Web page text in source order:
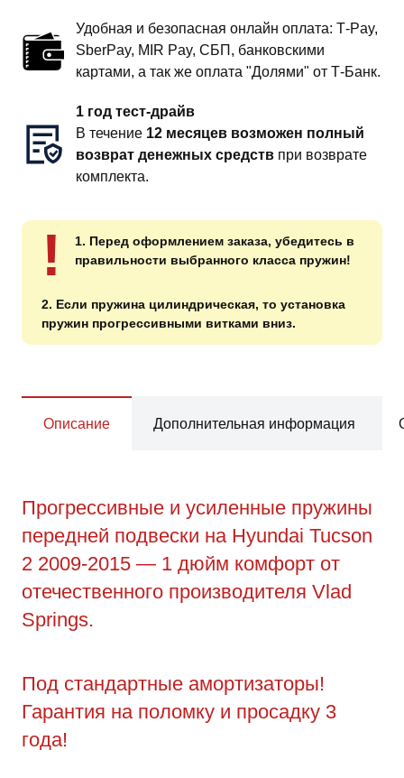
Удобная и безопасная онлайн оплата: T‑Pay,
SberPay, MIR Pay, СБП, банковскими
картами, а так же оплата "Долями" от Т-Банк.
1 год тест-драйв
В течение 12 месяцев возможен полный
возврат денежных средств при возврате
комплекта.
!
1. Перед оформлением заказа, убедитесь в
правильности выбранного класса пружин!
2. Если пружина цилиндрическая, то установка
пружин прогрессивными витками вниз.
Описание Дополнительная информация
Прогрессивные и усиленные пружины
передней подвески на Hyundai Tucson
2 2009-2015 — 1 дюйм комфорт от
отечественного производителя Vlad
Springs.
Под стандартные амортизаторы!
Гарантия на поломку и просадку 3
года!